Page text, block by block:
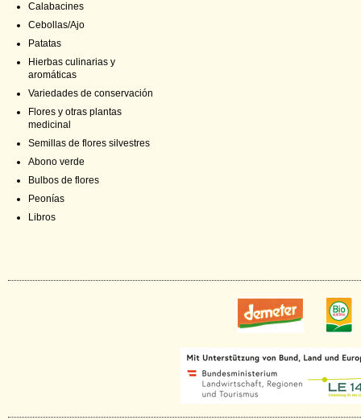
Calabacines
Cebollas/Ajo
Patatas
Hierbas culinarias y
aromáticas
Variedades de conservación
Flores y otras plantas
medicinal
Semillas de flores silvestres
Abono verde
Bulbos de flores
Peonías
Libros